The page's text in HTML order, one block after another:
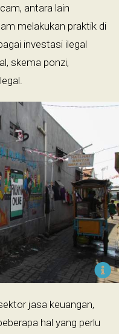
antara lain
melakukan praktik di
investasi ilegal
skema ponzi,
jasa keuangan,
hal yang perlu